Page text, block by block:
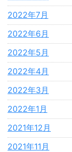
2022年7月
2022年6月
2022年5月
2022年4月
2022年3月
2022年1月
2021年12月
2021年11月